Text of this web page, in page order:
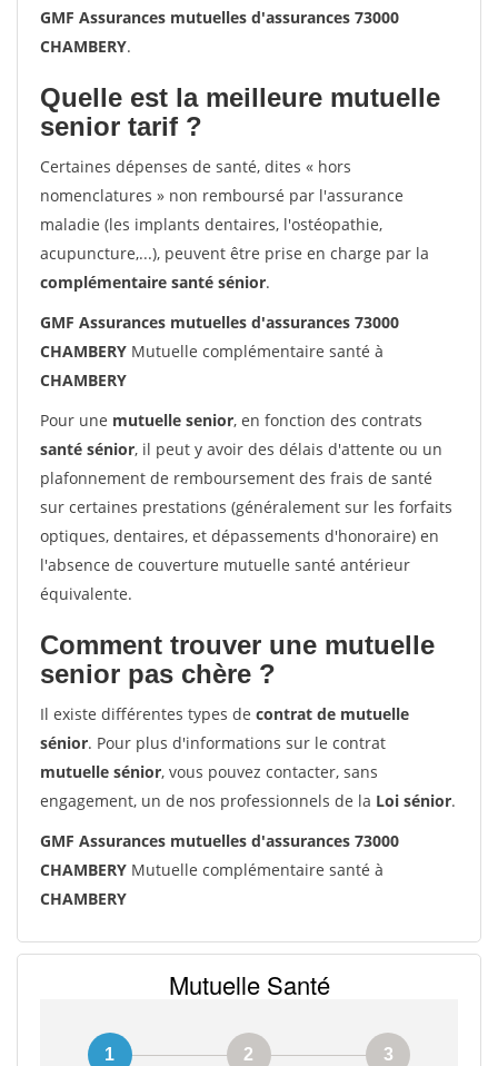
GMF Assurances mutuelles d'assurances 73000
CHAMBERY.
Quelle est la meilleure mutuelle
senior tarif ?
Certaines dépenses de santé, dites « hors
nomenclatures » non remboursé par l'assurance
maladie (les implants dentaires, l'ostéopathie,
acupuncture,...), peuvent être prise en charge par la
complémentaire santé sénior.
GMF Assurances mutuelles d'assurances 73000
CHAMBERY Mutuelle complémentaire santé à
CHAMBERY
Pour une mutuelle senior, en fonction des contrats
santé sénior, il peut y avoir des délais d'attente ou un
plafonnement de remboursement des frais de santé
sur certaines prestations (généralement sur les forfaits
optiques, dentaires, et dépassements d'honoraire) en
l'absence de couverture mutuelle santé antérieur
équivalente.
Comment trouver une mutuelle
senior pas chère ?
Il existe différentes types de contrat de mutuelle
sénior. Pour plus d'informations sur le contrat
mutuelle sénior, vous pouvez contacter, sans
engagement, un de nos professionnels de la Loi sénior.
GMF Assurances mutuelles d'assurances 73000
CHAMBERY Mutuelle complémentaire santé à
CHAMBERY